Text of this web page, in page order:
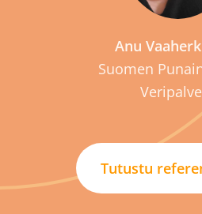
Anu
Suomen
Tutustu